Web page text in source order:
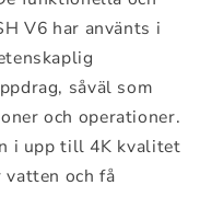
V6 har använts i
såväl som
och operationer.
i upp till 4K kvalitet
och få